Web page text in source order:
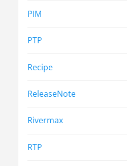
PIM
PTP
Recipe
ReleaseNote
Rivermax
RTP